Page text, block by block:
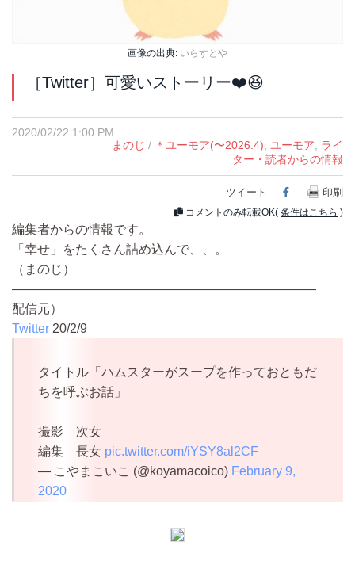
画像の出典: いらすとや
［Twitter］可愛いストーリー❤️😆
2020/02/22 1:00 PM
まのじ / ＊ユーモア(〜2026.4), ユーモア, ライ
ター・読者からの情報
ツイート Facebook
印刷
コメントのみ転載OK( 条件はこちら )
編集者からの情報です。
「幸せ」をたくさん詰め込んで、、。
（まのじ）
————————————————————————
配信元）
Twitter 20/2/9
タイトル「ハムスターがスープを作っておともだ
ちを呼ぶお話」
撮影 次女
編集 長女 pic.twitter.com/iYSY8al2CF
— こやまこいこ (@koyamacoico) February 9,
2020